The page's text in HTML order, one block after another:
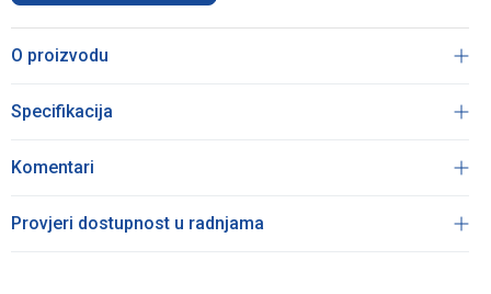
O proizvodu
Specifikacija
Komentari
Provjeri dostupnost u radnjama